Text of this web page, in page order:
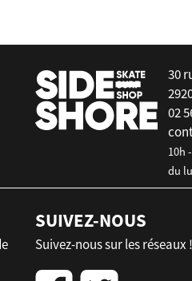
30
02
10h
du
SUIVEZ-NOUS
Suivez-nous sur les réseaux !